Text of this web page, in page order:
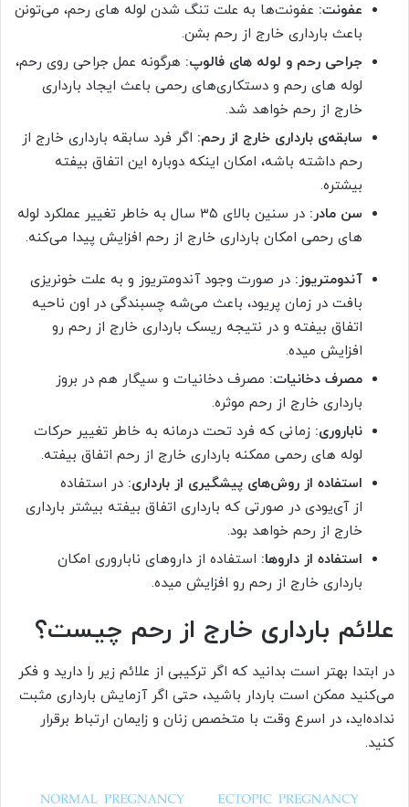
عفونت: عفونت‌ها به علت تنگ شدن لوله های رحم، می‌تونن
باعث بارداری خارج از رحم بشن.
جراحی رحم و لوله های فالوپ: هرگونه عمل جراحی روی رحم،
لوله های رحم و دستکاری‌های رحمی باعث ایجاد بارداری
خارج از رحم خواهد شد.
سابقه‌ی بارداری خارج از رحم: اگر فرد سابقه بارداری خارج از
رحم داشته باشه، امکان اینکه دوباره این اتفاق بیفته
بیشتره.
سن مادر:
در سنین بالای ۳۵ سال به خاطر تغییر عملکرد لوله
های رحمی امکان بارداری خارج از رحم افزایش پیدا می‌کنه.
آندومتریوز: در صورت وجود آندومتریوز و به علت خونریزی
بافت در زمان پریود، باعث می‌شه چسبندگی در اون ناحیه
اتفاق بیفته و در نتیجه ریسک بارداری خارج از رحم رو
افزایش میده.
مصرف دخانیات: مصرف دخانیات و سیگار هم در بروز
بارداری خارج از رحم موثره.
ناباروری: زمانی که فرد تحت درمانه به خاطر تغییر حرکات
لوله های رحمی ممکنه بارداری خارج از رحم اتفاق بیفته.
استفاده از روش‌های پیشگیری از بارداری: در استفاده
از آی‌یودی در صورتی که بارداری اتفاق بیفته بیشتر بارداری
خارج از رحم خواهد بود.
استفاده از داروها: استفاده از داروهای ناباروری امکان
بارداری خارج از رحم رو افزایش میده.
علائم بارداری خارج از رحم چیست؟
در ابتدا بهتر است بدانید که اگر ترکیبی از علائم زیر را دارید و فکر
می‌کنید ممکن است باردار باشید، حتی اگر آزمایش بارداری مثبت
نداده‌اید، در اسرع وقت با متخصص زنان و زایمان ارتباط برقرار
کنید.